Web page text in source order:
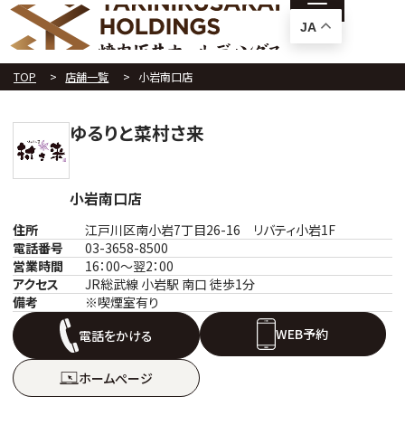
TOP 店舗一覧 小岩南口店
ゆるりと菜村さ来
小岩南口店
住所
江戸川区南小岩7丁目26-16 リバティ小岩1F
電話番号
03-3658-8500
営業時間
16：00～翌2：00
アクセス
JR総武線 小岩駅 南口 徒歩1分
備考
※喫煙室有り
電話をかける
WEB予約
ホームぺージ
JA